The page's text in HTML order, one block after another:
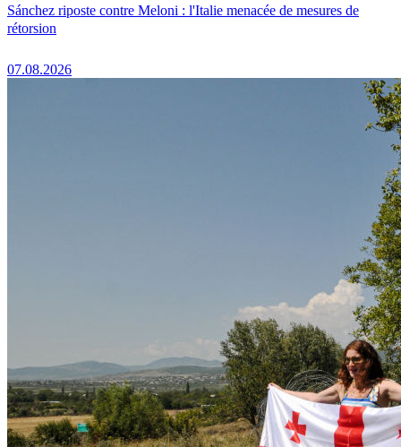
Sánchez riposte contre Meloni : l'Italie menacée de mesures de
rétorsion
07.08.2026